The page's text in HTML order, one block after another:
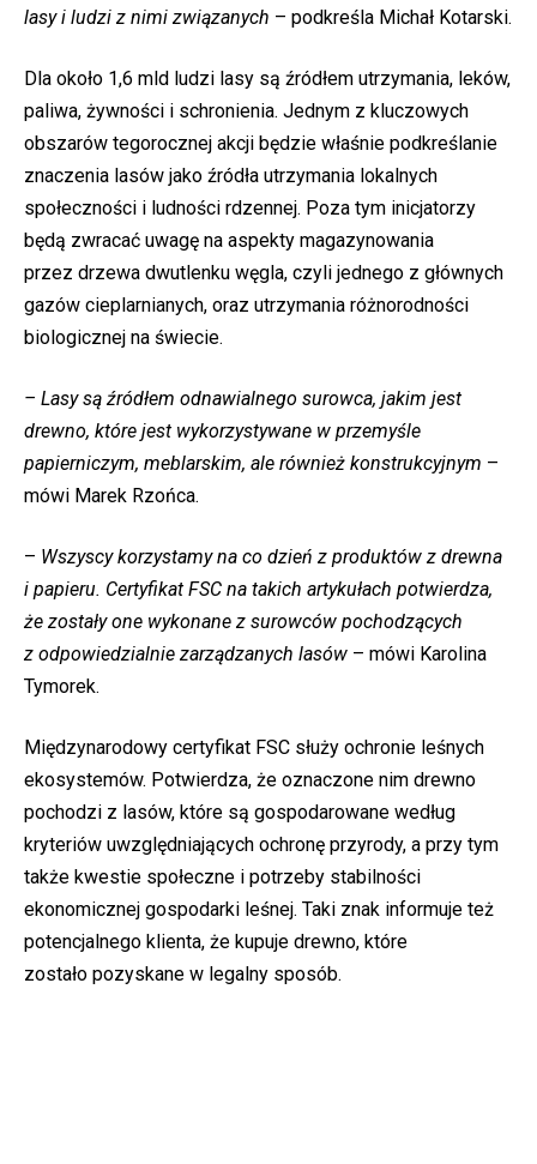
lasy i ludzi z nimi związanych – podkreśla Michał Kotarski.
Dla około 1,6 mld ludzi lasy są źródłem utrzymania, leków,
paliwa, żywności i schronienia. Jednym z kluczowych
obszarów tegorocznej akcji będzie właśnie podkreślanie
znaczenia lasów jako źródła utrzymania lokalnych
społeczności i ludności rdzennej. Poza tym inicjatorzy
będą zwracać uwagę na aspekty magazynowania
przez drzewa dwutlenku węgla, czyli jednego z głównych
gazów cieplarnianych, oraz utrzymania różnorodności
biologicznej na świecie.
– Lasy są źródłem odnawialnego surowca, jakim jest
drewno, które jest wykorzystywane w przemyśle
papierniczym, meblarskim, ale również konstrukcyjnym –
mówi Marek Rzońca.
– Wszyscy korzystamy na co dzień z produktów z drewna
i papieru. Certyfikat FSC na takich artykułach potwierdza,
że zostały one wykonane z surowców pochodzących
z odpowiedzialnie zarządzanych lasów – mówi Karolina
Tymorek.
Międzynarodowy certyfikat FSC służy ochronie leśnych
ekosystemów. Potwierdza, że oznaczone nim drewno
pochodzi z lasów, które są gospodarowane według
kryteriów uwzględniających ochronę przyrody, a przy tym
także kwestie społeczne i potrzeby stabilności
ekonomicznej gospodarki leśnej. Taki znak informuje też
potencjalnego klienta, że kupuje drewno, które
zostało pozyskane w legalny sposób.